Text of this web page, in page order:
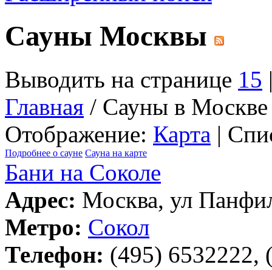
Сауны Москвы
Выводить на странице 15
Главная / Сауны в Москве
Отображение: Карта |
Подробнее о сауне Сауна на карте
Бани на Соколе
Адрес: Москва, ул
Метро: Сокол
Телефон: (495) 6532222,